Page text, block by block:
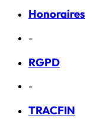
Honoraires
-
RGPD
-
TRACFIN